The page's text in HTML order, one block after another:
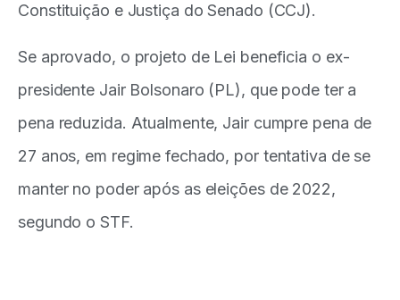
Constituição e Justiça do Senado (CCJ).
Se aprovado, o projeto de Lei beneficia o ex-
presidente Jair Bolsonaro (PL), que pode ter a
pena reduzida. Atualmente, Jair cumpre pena de
27 anos, em regime fechado, por tentativa de se
manter no poder após as eleições de 2022,
segundo o STF.